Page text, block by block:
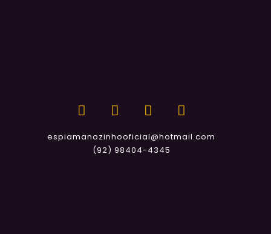
espiamanozinhooficial@hotmail.com
(92) 98404-4345